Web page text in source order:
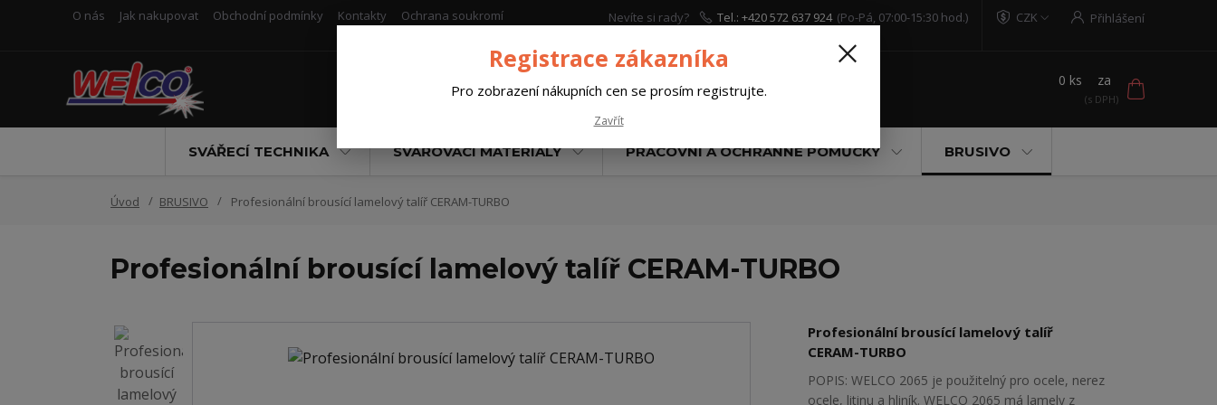
O nás Jak nakupovat Obchodní podmínky Kontakty Ochrana soukromí CZK Přihlášení
Nevíte si rady?
Tel.: +420 572 637 924 (Po-Pá, 07:00-15:30 hod.)
0 ks za
SVÁŘECÍ TECHNIKA SVAŘOVACÍ MATERIÁLY PRACOVNÍ A OCHRANNÉ POMŮCKY BRUSIVO
Úvod BRUSIVO Profesionální brousící lamelový talíř CERAM-TURBO
Profesionální brousící lamelový talíř CERAM-TURBO
Profesionální brousící lamelový talíř
CERAM-TURBO
POPIS: WELCO 2065 je použitelný pro ocele, nerez
ocele, litinu a hliník. WELCO 2065 má lamely z
Registrace zákazníka
Pro zobrazení nákupních cen se prosím registrujte.
Zavřít